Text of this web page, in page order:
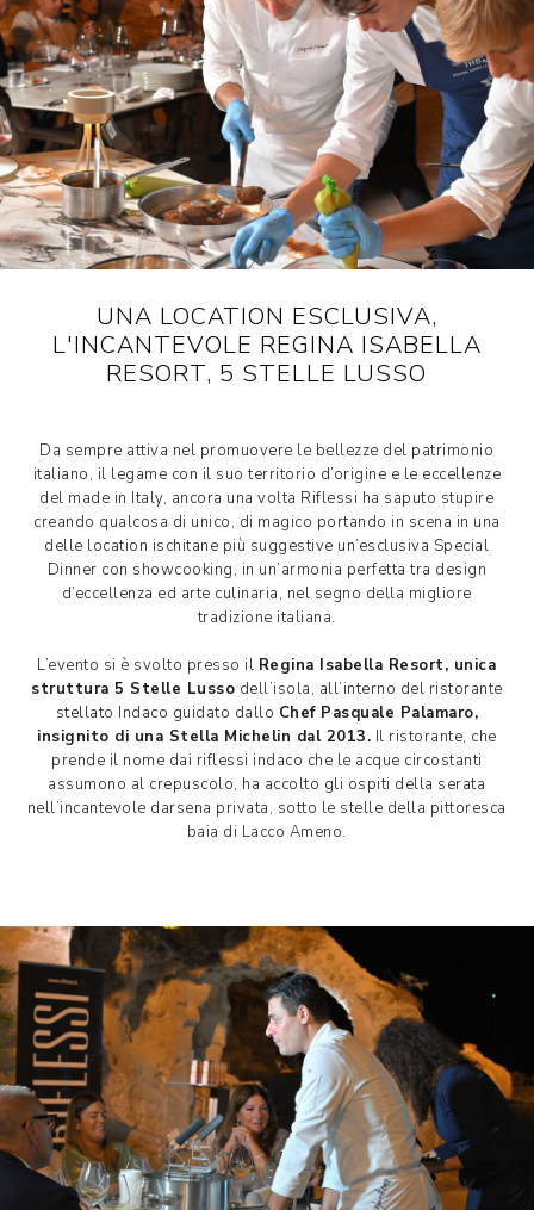
UNA LOCATION ESCLUSIVA,
L'INCANTEVOLE REGINA ISABELLA
RESORT, 5 STELLE LUSSO
Da sempre attiva nel promuovere le bellezze del patrimonio
italiano, il legame con il suo territorio d’origine e le eccellenze
del made in Italy, ancora una volta Riflessi ha saputo stupire
creando qualcosa di unico, di magico portando in scena in una
delle location ischitane più suggestive un’esclusiva Special
Dinner con showcooking, in un’armonia perfetta tra design
d’eccellenza ed arte culinaria, nel segno della migliore
tradizione italiana.
L’evento si è svolto presso il Regina Isabella Resort, unica
struttura 5 Stelle Lusso dell’isola, all’interno del ristorante
stellato Indaco guidato dallo Chef Pasquale Palamaro,
insignito di una Stella Michelin dal 2013. Il ristorante, che
prende il nome dai riflessi indaco che le acque circostanti
assumono al crepuscolo, ha accolto gli ospiti della serata
nell’incantevole darsena privata, sotto le stelle della pittoresca
baia di Lacco Ameno.